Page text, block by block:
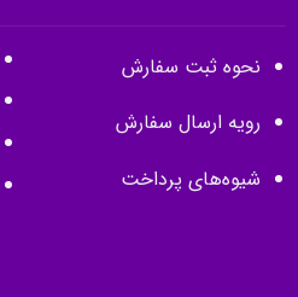
نحوه ثبت سفارش
رویه ارسال سفارش
شیوه‌های پرداخت